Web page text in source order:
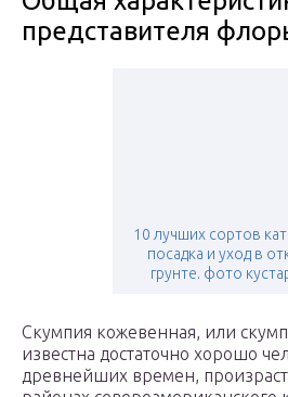
представителя
10 лучших сортов
посадка и уход в
грунте. фото
Скумпия кожевенная, или
известна достаточно хорошо
древнейших времен,